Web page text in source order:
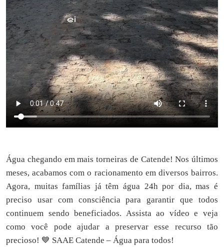
Água chegando em mais torneiras de Catende! Nos últimos
meses, acabamos com o racionamento em diversos bairros.
Agora, muitas famílias já têm água 24h por dia, mas é
preciso usar com consciência para garantir que todos
continuem sendo beneficiados. Assista ao vídeo e veja
como você pode ajudar a preservar esse recurso tão
precioso! 💙 SAAE Catende – Água para todos!